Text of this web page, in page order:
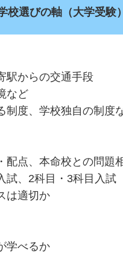
校選びの軸（大学受験
駅からの交通手段
など
制度、学校独自の制度
配点、本命校との問題
、2科目・3科目入試
は適切か
学べるか